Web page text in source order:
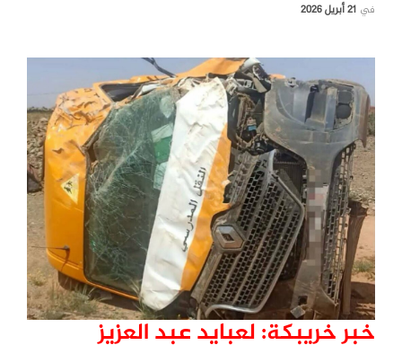
في 21 أبريل 2026
خبر خريبكة: لعبايد عبد العزيز